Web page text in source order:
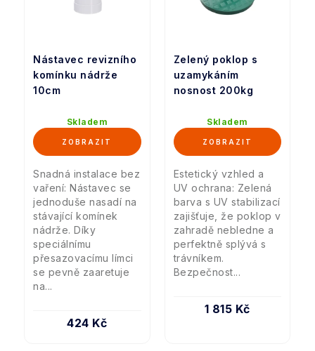
Nástavec revizního
komínku nádrže
10cm
Skladem
424 Kč
Snadná instalace bez
vaření: Nástavec se
jednoduše nasadí na
stávající komínek
nádrže. Díky
speciálnímu
přesazovacímu límci
se pevně zaaretuje
na...
Zelený poklop s
uzamykáním
nosnost 200kg
Skladem
1 815 Kč
Estetický vzhled a
UV ochrana: Zelená
barva s UV stabilizací
zajišťuje, že poklop v
zahradě nebledne a
perfektně splývá s
trávníkem.
Bezpečnost...